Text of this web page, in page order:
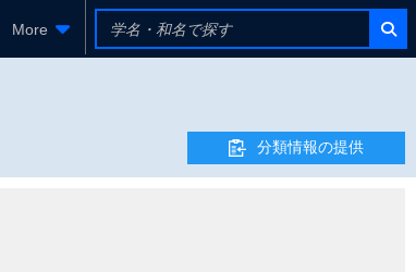
More
分類情報の提供